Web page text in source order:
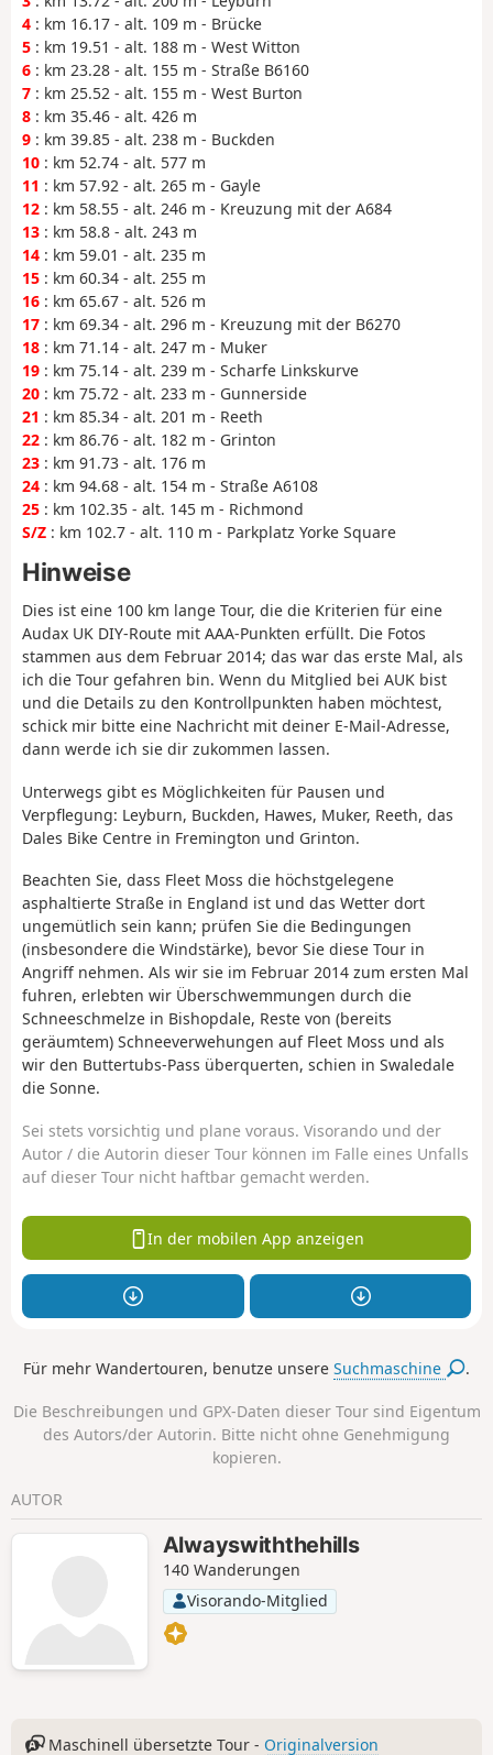
4 : km 16.17 - alt. 109 m - Brücke
5 : km 19.51 - alt. 188 m - West Witton
6 : km 23.28 - alt. 155 m - Straße B6160
7 : km 25.52 - alt. 155 m - West Burton
8 : km 35.46 - alt. 426 m
9 : km 39.85 - alt. 238 m - Buckden
10 : km 52.74 - alt. 577 m
11 : km 57.92 - alt. 265 m - Gayle
12 : km 58.55 - alt. 246 m - Kreuzung mit der A684
13 : km 58.8 - alt. 243 m
14 : km 59.01 - alt. 235 m
15 : km 60.34 - alt. 255 m
16 : km 65.67 - alt. 526 m
17 : km 69.34 - alt. 296 m - Kreuzung mit der B6270
18 : km 71.14 - alt. 247 m - Muker
19 : km 75.14 - alt. 239 m - Scharfe Linkskurve
20 : km 75.72 - alt. 233 m - Gunnerside
21 : km 85.34 - alt. 201 m - Reeth
22 : km 86.76 - alt. 182 m - Grinton
23 : km 91.73 - alt. 176 m
24 : km 94.68 - alt. 154 m - Straße A6108
25 : km 102.35 - alt. 145 m - Richmond
S/Z : km 102.7 - alt. 110 m - Parkplatz Yorke Square
Hinweise
Dies ist eine 100 km lange Tour, die die Kriterien für eine
Audax UK DIY-Route mit AAA-Punkten erfüllt. Die Fotos
stammen aus dem Februar 2014; das war das erste Mal, als
ich die Tour gefahren bin. Wenn du Mitglied bei AUK bist
und die Details zu den Kontrollpunkten haben möchtest,
schick mir bitte eine Nachricht mit deiner E-Mail-Adresse,
dann werde ich sie dir zukommen lassen.
Unterwegs gibt es Möglichkeiten für Pausen und
Verpflegung: Leyburn, Buckden, Hawes, Muker, Reeth, das
Dales Bike Centre in Fremington und Grinton.
Beachten Sie, dass Fleet Moss die höchstgelegene
asphaltierte Straße in England ist und das Wetter dort
ungemütlich sein kann; prüfen Sie die Bedingungen
(insbesondere die Windstärke), bevor Sie diese Tour in
Angriff nehmen. Als wir sie im Februar 2014 zum ersten Mal
fuhren, erlebten wir Überschwemmungen durch die
Schneeschmelze in Bishopdale, Reste von (bereits
geräumtem) Schneeverwehungen auf Fleet Moss und als
wir den Buttertubs-Pass überquerten, schien in Swaledale
die Sonne.
Sei stets vorsichtig und plane voraus. Visorando und der
Autor / die Autorin dieser Tour können im Falle eines Unfalls
auf dieser Tour nicht haftbar gemacht werden.
In der mobilen App anzeigen
Für mehr Wandertouren, benutze unsereSuchmaschine .
Die Beschreibungen und GPX-Daten dieser Tour sind Eigentum
des Autors/der Autorin. Bitte nicht ohne Genehmigung
kopieren.
AUTOR
Alwayswiththehills
140 Wanderungen
Visorando-Mitglied
Maschinell übersetzte Tour - Originalversion